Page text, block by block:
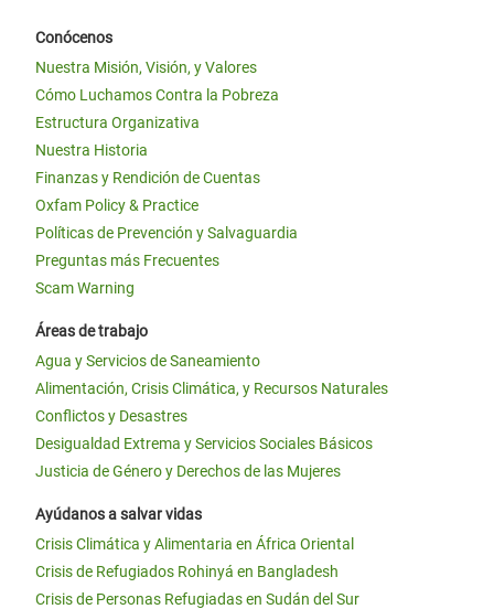
Conócenos
Nuestra Misión, Visión, y Valores
Cómo Luchamos Contra la Pobreza
Estructura Organizativa
Nuestra Historia
Finanzas y Rendición de Cuentas
Oxfam Policy & Practice
Políticas de Prevención y Salvaguardia
Preguntas más Frecuentes
Scam Warning
Áreas de trabajo
Agua y Servicios de Saneamiento
Alimentación, Crisis Climática, y Recursos Naturales
Conflictos y Desastres
Desigualdad Extrema y Servicios Sociales Básicos
Justicia de Género y Derechos de las Mujeres
Ayúdanos a salvar vidas
Crisis Climática y Alimentaria en África Oriental
Crisis de Refugiados Rohinyá en Bangladesh
Crisis de Personas Refugiadas en Sudán del Sur